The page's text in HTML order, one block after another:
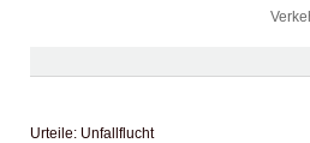
Urteile: Unfallflucht